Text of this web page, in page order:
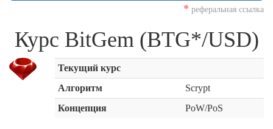
* реферальная ссылка
Курс BitGem (BTG*/USD)
Текущий курс
Алгоритм
Scrypt
Концепция
PoW/PoS